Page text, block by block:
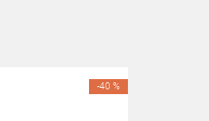
-40 %